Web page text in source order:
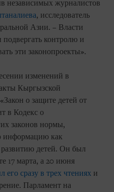
независимых журналистов
, исследователь
Азии. – Власти
контролю и
эти законопроекты».
изменений в
Кыргызской
о защите детей от
в Кодекс о
законов нормы,
информацию как
детей. Он был
17 марта, а 20 июня
его сразу в трех чтениях и
Парламент на